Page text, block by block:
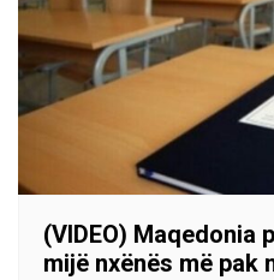
(VIDEO) Maqedonia
mijë nxënës më pak